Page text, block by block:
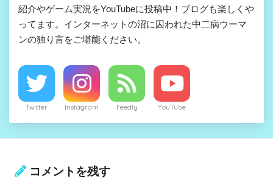
紹介やゲーム実況をYouTubeに投稿中！ブログも楽しくや
ってます。インターネットの沼に囚われた中二病ウーマ
ンの独り言をご堪能ください。
Twitter Instagram Feedly YouTube
コメントを残す